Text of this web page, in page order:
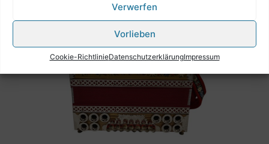
Verwerfen
Vorlieben
Cookie-RichtlinieDatenschutzerklärungImpressum